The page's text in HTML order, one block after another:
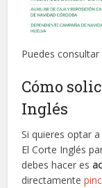
Puedes
Cómo
Inglés
Si quieres optar
El Corte Inglés
debes hacer es
directamente